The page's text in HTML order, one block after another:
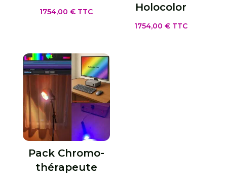
1754,00€ TTC
Holocolor
1754,00 € TTC
Pack Chromo­
thérapeute